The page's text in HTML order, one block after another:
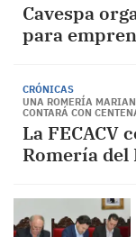
Cavespa
para
CRÓNICAS
UNA ROMERÍA
CONTARÁ CON
La FECACV
Romería del